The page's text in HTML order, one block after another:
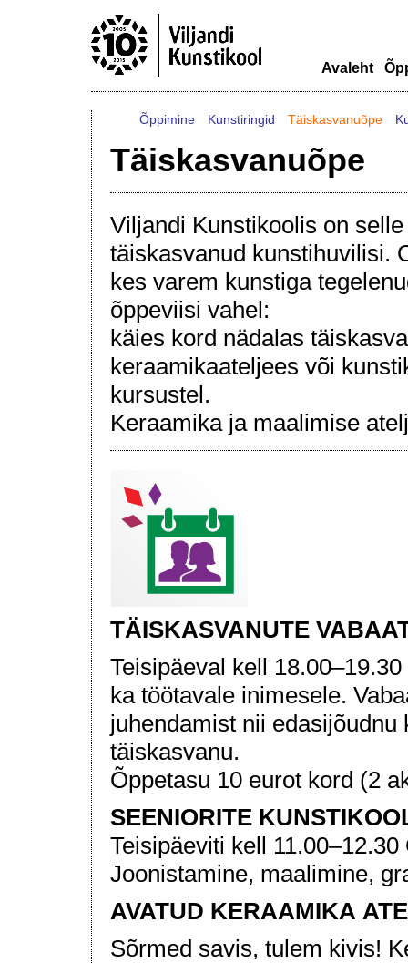
Avaleht
Õppimine Kunstiringid Täiskasvanuõpe
Täiskasvanuõpe
Viljandi Kunstikoolis on
täiskasvanud kunstihuvilisi.
kes varem kunstiga
õppeviisi vahel:
käies kord nädalas
keraamikaateljees või
kursustel.
Keraamika ja maalimise
TÄISKASVANUTE
Teisipäeval kell
ka töötavale inimesele.
juhendamist nii
täiskasvanu.
Õppetasu 10 eurot kord (2
SEENIORITE
Teisipäeviti kell
Joonistamine, maalimine,
AVATUD KERAAMIKA
Sõrmed savis, tulem kivis!